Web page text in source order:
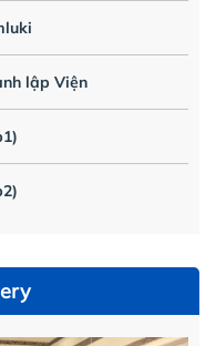
lập Viện